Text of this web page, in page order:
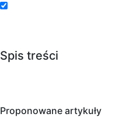
Spis treści
Proponowane artykuły